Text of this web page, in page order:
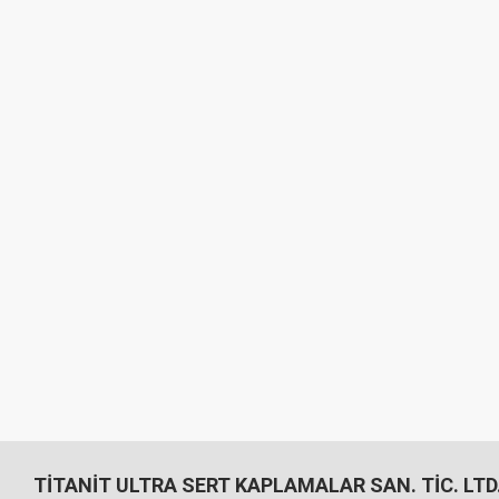
TİTANİT ULTRA SERT KAPLAMALAR SAN. TİC.